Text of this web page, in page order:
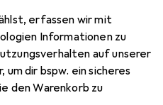
erfassen wir mit
Informationen zu
auf unserer
dir bspw. ein sicheres
den Warenkorb zu
EI30